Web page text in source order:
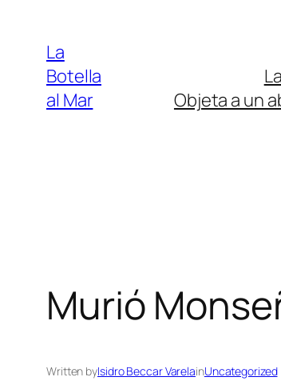
contenido
La
Botella
al Mar
Objeta a un
Murió
Written byIsidro Beccar VarelainUncategorized